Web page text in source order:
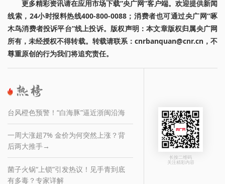
更多精彩资讯请在应用市场下载“央广网”客户端。欢迎提供新闻
线索，24小时报料热线400-800-0088；消费者也可通过央广网“啄
木鸟消费者投诉平台”线上投诉。版权声明：本文章版权归属央广网
所有，未经授权不得转载。转载请联系：cnrbanquan@cnr.cn，不
尊重原创的行为我们将追究责任。
台风橙色预警！“白海豚”逼近浙闽沿海
一周大涨超7% 金价为何突然上涨？背
后两大推手→
菌子火锅“上锁”引发热议！见手青到底
有多毒？专家详解
长按二维码
关注精彩内容